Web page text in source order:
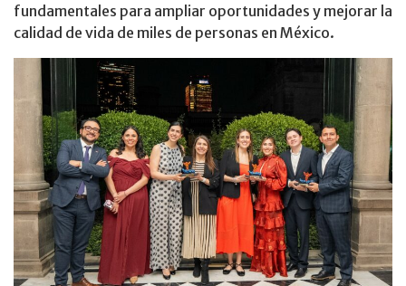
fundamentales para ampliar oportunidades y mejorar la
calidad de vida de miles de personas en México.